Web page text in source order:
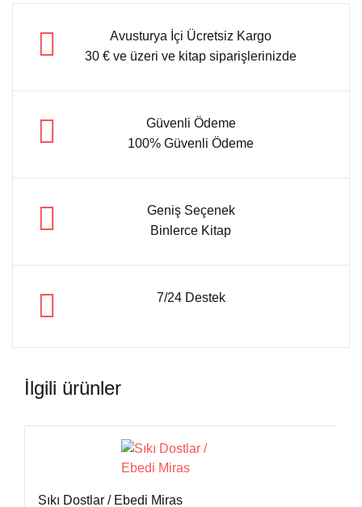
Avusturya İçi Ücretsiz Kargo
30 € ve üzeri ve kitap siparişlerinizde
Güvenli Ödeme
100% Güvenli Ödeme
Geniş Seçenek
Binlerce Kitap
7/24 Destek
İlgili ürünler
Sıkı Dostlar / Ebedi Miras